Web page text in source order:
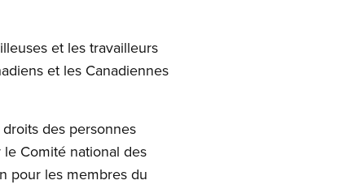
et les travailleurs
et les Canadiennes
droits des personnes
le Comité national des
pour les membres du